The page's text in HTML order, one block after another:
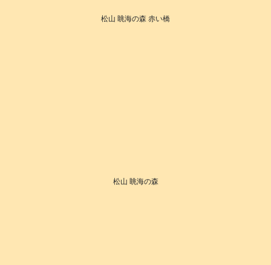
松山 眺海の森 赤い橋
松山 眺海の森